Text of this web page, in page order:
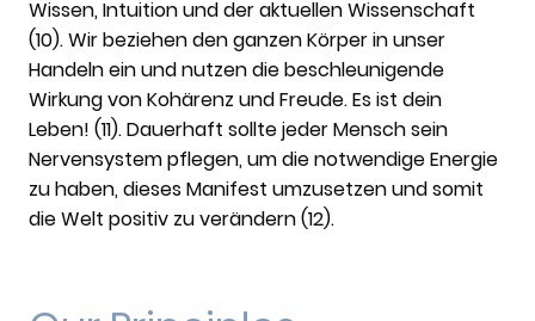
Wissen, Intuition und der aktuellen Wissenschaft
(10). Wir beziehen den ganzen Körper in unser
Handeln ein und nutzen die beschleunigende
Wirkung von Kohärenz und Freude. Es ist dein
Leben! (11). Dauerhaft sollte jeder Mensch sein
Nervensystem pflegen, um die notwendige Energie
zu haben, dieses Manifest umzusetzen und somit
die Welt positiv zu verändern (12).